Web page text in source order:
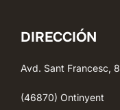
DIRECCIÓN
Avd. Sant Francesc, 8
(46870) Ontinyent